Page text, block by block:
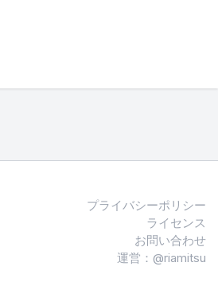
プライバシーポリシー
ライセンス
お問い合わせ
運営：@riamitsu